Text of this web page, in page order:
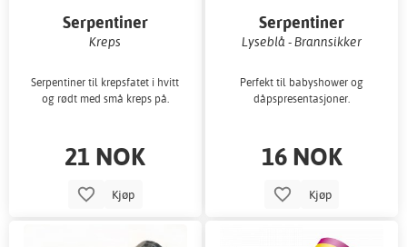
Serpentiner
Kreps
Serpentiner til krepsfatet i hvitt
og rødt med små kreps på.
21 NOK
Kjøp
Serpentiner
Lyseblå - Brannsikker
Perfekt til babyshower og
dåpspresentasjoner.
16 NOK
Kjøp